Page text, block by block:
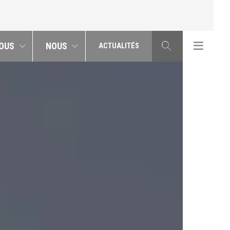
NOUS ACTUALITÉS